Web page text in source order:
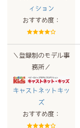
ィション
おすすめ度：
＼登録制のモデル事
務所／
キャストネットキッ
ズ
おすすめ度：